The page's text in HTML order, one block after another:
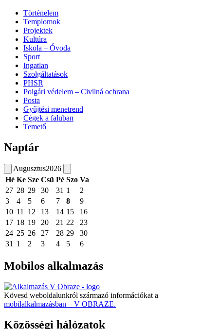
Történelem
Templomok
Projektek
Kultúra
Iskola – Óvoda
Sport
Ingatlan
Szolgáltatások
PHSR
Polgári védelem – Civilná ochrana
Posta
Gyűjtési menetrend
Cégek a faluban
Temető
Naptár
Augusztus2026
Hé Ke Sze Csü Pé Szo Va
27 28 29 30 31 1
2
3
4 5 6 7 8
9
10 11 12 13 14 15
16
17 18 19 20 21 22
23
24 25 26 27 28 29
30
31
1 2 3 4 5 6
Mobilos alkalmazás
Kövesd weboldalunkról származó információkat a
mobilalkalmazásban – V OBRAZE.
Közösségi hálózatok